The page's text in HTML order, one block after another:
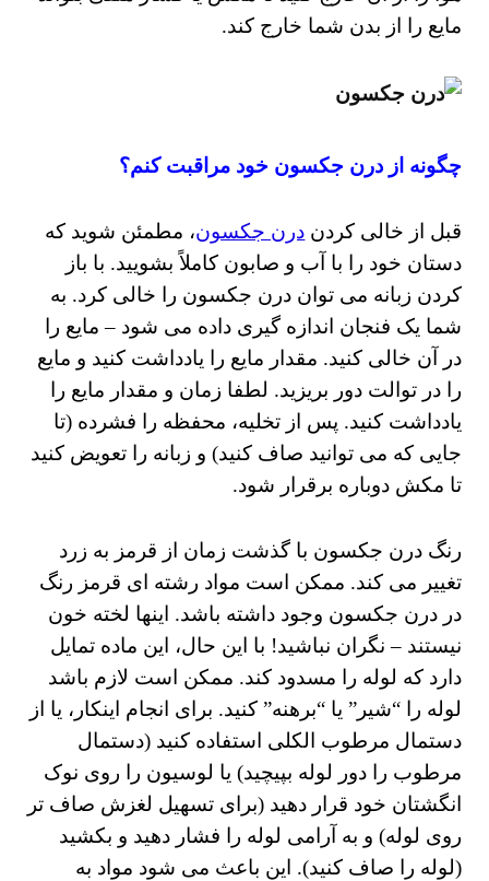
مایع را از بدن شما خارج کند.
چگونه از درن جکسون خود مراقبت کنم؟
قبل از خالی کردن درن جکسون، مطمئن شوید که
دستان خود را با آب و صابون کاملاً بشویید. با باز
کردن زبانه می توان درن جکسون را خالی کرد. به
شما یک فنجان اندازه گیری داده می شود – مایع را
در آن خالی کنید. مقدار مایع را یادداشت کنید و مایع
را در توالت دور بریزید. لطفا زمان و مقدار مایع را
یادداشت کنید. پس از تخلیه، محفظه را فشرده (تا
جایی که می توانید صاف کنید) و زبانه را تعویض کنید
تا مکش دوباره برقرار شود.
رنگ درن جکسون با گذشت زمان از قرمز به زرد
تغییر می کند. ممکن است مواد رشته ای قرمز رنگ
در درن جکسون وجود داشته باشد. اینها لخته خون
نیستند – نگران نباشید! با این حال، این ماده تمایل
دارد که لوله را مسدود کند. ممکن است لازم باشد
لوله را “شیر” یا “برهنه” کنید. برای انجام اینکار، یا از
دستمال مرطوب الکلی استفاده کنید (دستمال
مرطوب را دور لوله بپیچید) یا لوسیون را روی نوک
انگشتان خود قرار دهید (برای تسهیل لغزش صاف تر
روی لوله) و به آرامی لوله را فشار دهید و بکشید
(لوله را صاف کنید). این باعث می شود مواد به